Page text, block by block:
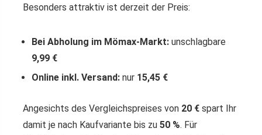
Besonders attraktiv ist derzeit der Preis:
Bei Abholung im Mömax-Markt: unschlagbare
9,99 €
Online inkl. Versand: nur 15,45 €
Angesichts des Vergleichspreises von 20 € spart Ihr
damit je nach Kaufvariante bis zu 50 %. Für